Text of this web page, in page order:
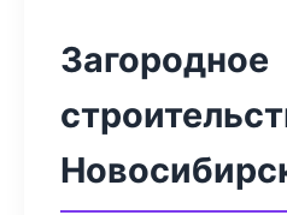
Загородное